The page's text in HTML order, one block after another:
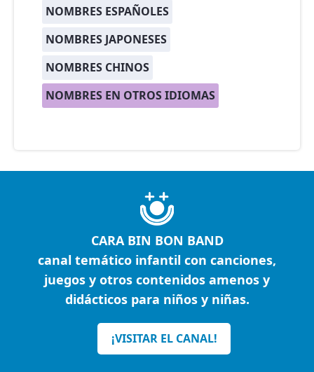
NOMBRES ESPAÑOLES
NOMBRES JAPONESES
NOMBRES CHINOS
NOMBRES EN OTROS IDIOMAS
CARA BIN BON BAND
canal temático infantil con canciones,
juegos y otros contenidos amenos y
didácticos para niños y niñas.
¡VISITAR EL CANAL!